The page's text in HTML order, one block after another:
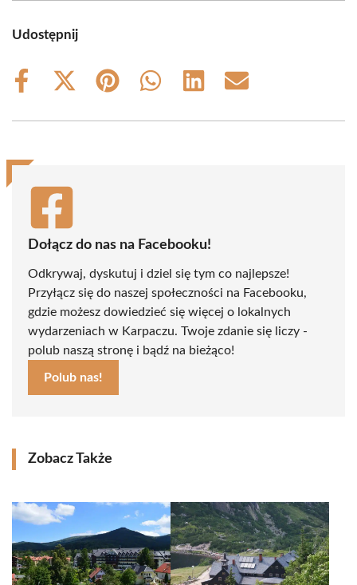
Udostępnij
Share
Share
(Twitter)
Share
Share
Share
Share
Dołącz do nas na Facebooku!
Odkrywaj, dyskutuj i dziel się tym co najlepsze!
Przyłącz się do naszej społeczności na Facebooku,
gdzie możesz dowiedzieć się więcej o lokalnych
wydarzeniach w Karpaczu. Twoje zdanie się liczy -
polub naszą stronę i bądź na bieżąco!
Polub nas!
Zobacz Także